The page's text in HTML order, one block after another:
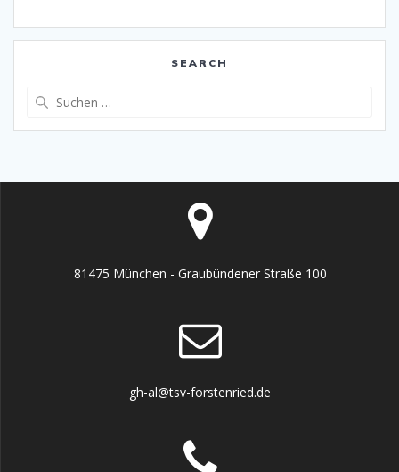
SEARCH
81475 München - Graubündener Straße 100
gh-al@tsv-forstenried.de